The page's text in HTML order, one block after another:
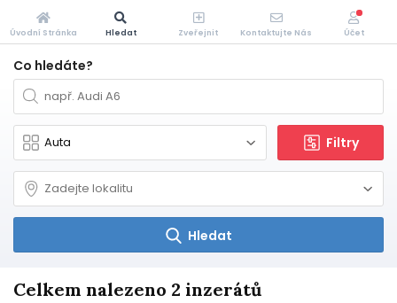
Co hledáte?
Filtry
Hledat
Celkem nalezeno 2 inzerátů
Úvodní Stránka Hledat Zveřejnit Kontaktujte Nás Účet